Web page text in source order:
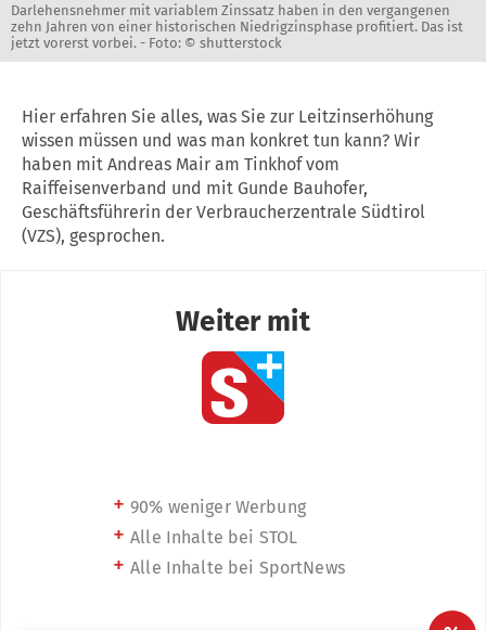
Darlehensnehmer mit variablem Zinssatz haben in den vergangenen
zehn Jahren von einer historischen Niedrigzinsphase profitiert. Das ist
jetzt vorerst vorbei. - Foto: © shutterstock
Hier erfahren Sie alles, was Sie zur Leitzinserhöhung
wissen müssen und was man konkret tun kann? Wir
haben mit Andreas Mair am Tinkhof vom
Raiffeisenverband und mit Gunde Bauhofer,
Geschäftsführerin der Verbraucherzentrale Südtirol
(VZS), gesprochen.